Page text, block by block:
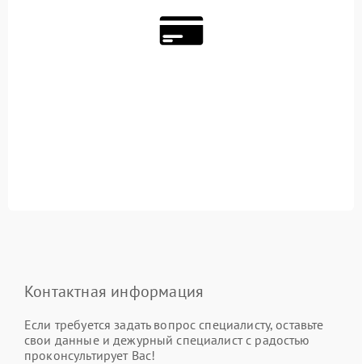
Контактная информация
Если требуется задать вопрос специалисту, оставьте
свои данные и дежурный специалист с радостью
проконсультирует Вас!